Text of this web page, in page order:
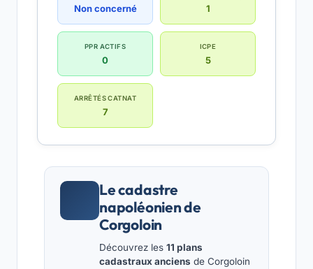
Non concerné 1
PPR ACTIFS
0
ICPE
5
ARRÊTÉS CATNAT
7
Le cadastre
napoléonien de
Corgoloin
Découvrez les 11 plans
cadastraux anciens de Corgoloin